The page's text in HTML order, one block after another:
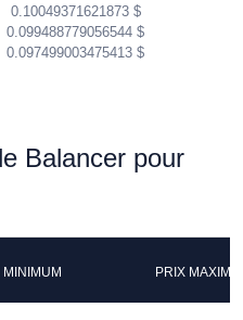
0.10049371621873 $
0.099488779056544 $
0.097499003475413 $
Balancer pour
MINIMUM PRIX